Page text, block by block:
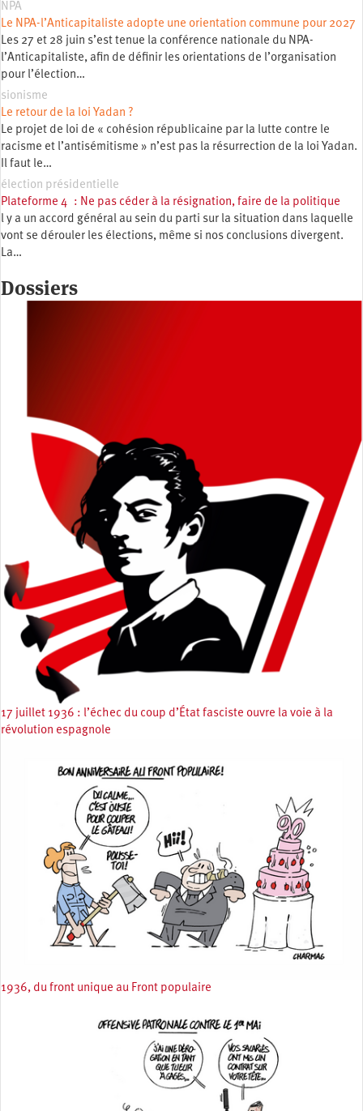
NPA
Le NPA-l’Anticapitaliste adopte une orientation commune pour 2027
Les 27 et 28 juin s’est tenue la conférence nationale du NPA-
l’Anticapitaliste, afin de définir les orientations de l’organisation
pour l’élection…
sionisme
Le retour de la loi Yadan ?
Le projet de loi de « cohésion républicaine par la lutte contre le
racisme et l’antisémitisme » n’est pas la résurrection de la loi Yadan.
Il faut le…
élection présidentielle
Plateforme 4 : Ne pas céder à la résignation, faire de la politique
l y a un accord général au sein du parti sur la situation dans laquelle
vont se dérouler les élections, même si nos conclusions divergent.
La…
Dossiers
17 juillet 1936 : l’échec du coup d’État fasciste ouvre la voie à la
révolution espagnole
1936, du front unique au Front populaire